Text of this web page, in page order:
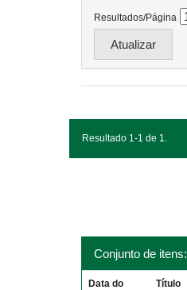
Resultados/Página
Resultado 1-1 de 1.
Conjunto de itens:
Data do Título